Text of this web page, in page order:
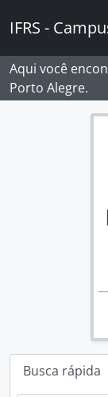
IFRS -
Aqui você
Porto Alegre.
Busca rápida